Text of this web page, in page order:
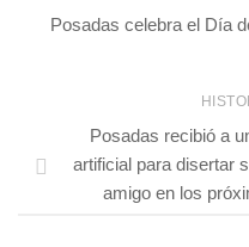
Posadas celebra el Día
Posadas recibió a
artificial para disertar
amigo en los